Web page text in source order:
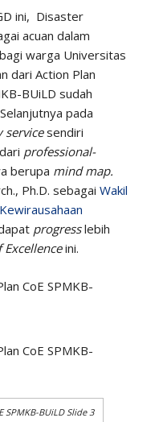
ini, Disaster
acuan dalam
warga Universitas
dari Action Plan
BUiLD sudah
pada
sendiri
dari professional-
berupa mind map.
Ph.D. sebagai Wakil
progresslebih
Excellenceini.